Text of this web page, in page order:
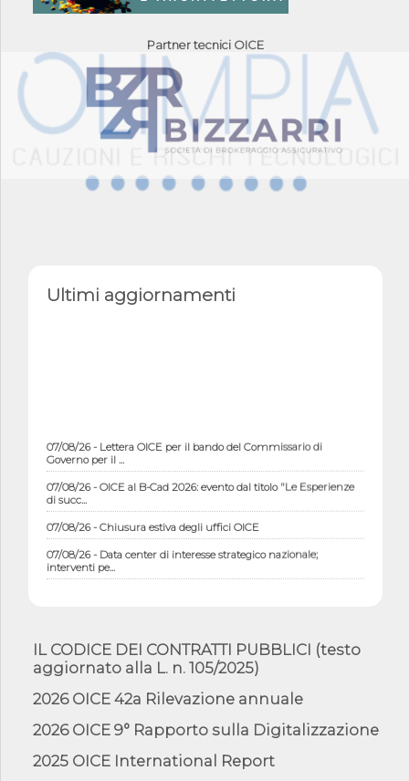
Partner tecnici OICE
Ultimi aggiornamenti
07/08/26 - Lettera OICE per il bando del Commissario di
Governo per il ...
07/08/26 - OICE al B-Cad 2026: evento dal titolo "Le Esperienze
di succ...
07/08/26 - Chiusura estiva degli uffici OICE
07/08/26 - Data center di interesse strategico nazionale;
interventi pe...
sussistenza di...
07/08/26 - Tunnel Brennero, dal Cipess via libera al quinto lotto
06/08/26 - Istat, produzione industriale in calo dell'1% a giugno,
su a...
con ...
IL CODICE DEI CONTRATTI PUBBLICI (testo
aggiornato alla L. n. 105/2025)
2026 OICE 42a Rilevazione annuale
2026 OICE 9° Rapporto sulla Digitalizzazione
2025 OICE International Report